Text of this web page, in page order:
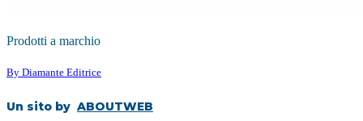
Prodotti a marchio
By Diamante Editrice
Un sito by ABOUTWEB